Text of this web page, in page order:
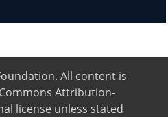
. All content is
Attribution-
license unless stated